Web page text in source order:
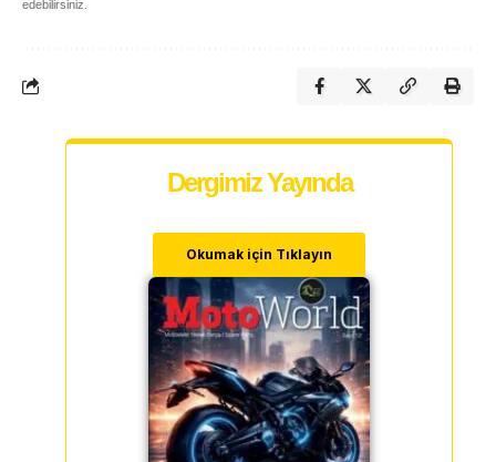
edebilirsiniz.
Dergimiz Yayında
Okumak için Tıklayın